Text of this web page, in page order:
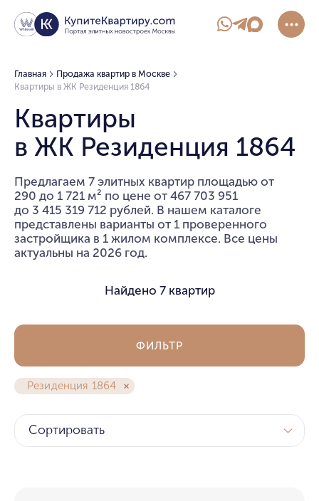
Главная
Продажа квартир в Москве
Квартиры в ЖК Резиденция 1864
Квартиры
в ЖК Резиденция 1864
Предлагаем 7 элитных квартир площадью от
290 до 1 721 м² по цене от 467 703 951
до 3 415 319 712 рублей. В нашем каталоге
представлены варианты от 1 проверенного
застройщика в 1 жилом комплексе. Все цены
актуальны на 2026 год.
Найдено 7 квартир
Резиденция 1864
ФИЛЬТР
Сортировать